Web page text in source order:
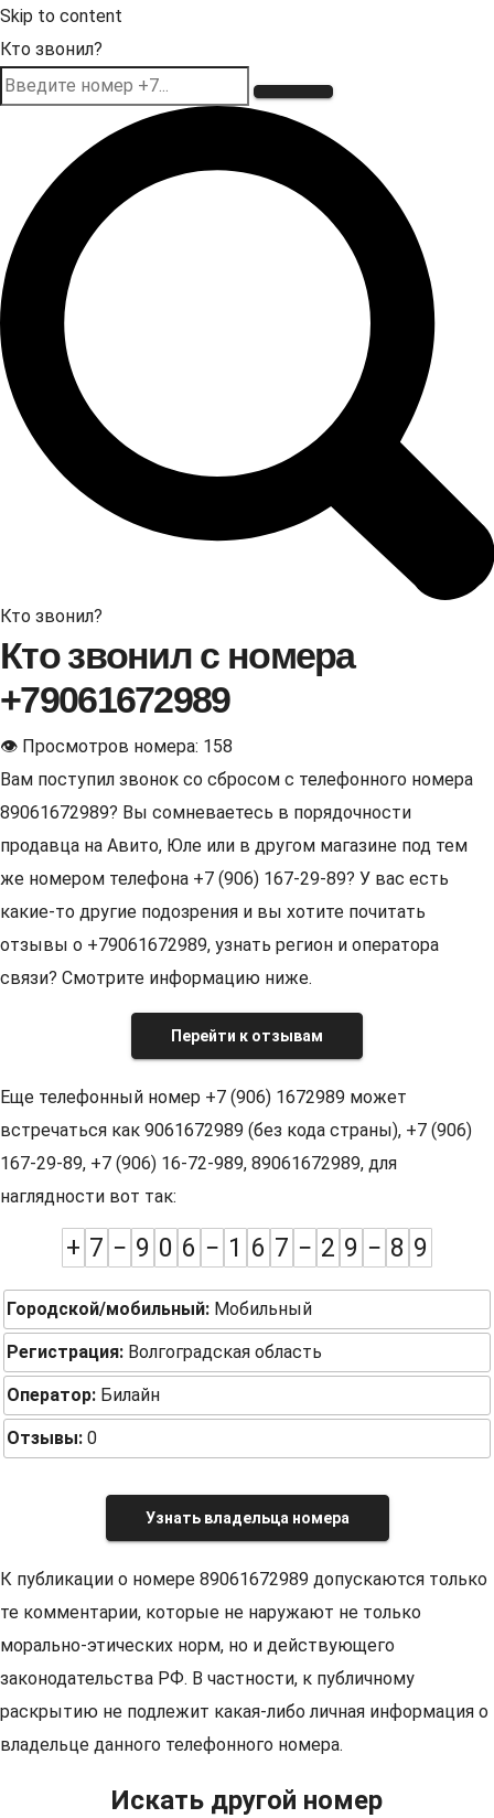
Skip to content
Кто звонил?
Кто звонил?
Кто звонил с номера
+79061672989
👁 Просмотров номера: 158
Вам поступил звонок со сбросом с телефонного номера
89061672989? Вы сомневаетесь в порядочности
продавца на Авито, Юле или в другом магазине под тем
же номером телефона +7 (906) 167-29-89? У вас есть
какие-то другие подозрения и вы хотите почитать
отзывы о +79061672989, узнать регион и оператора
связи? Смотрите информацию ниже.
Перейти к отзывам
Еще телефонный номер +7 (906) 1672989 может
встречаться как 9061672989 (без кода страны), +7 (906)
167-29-89, +7 (906) 16-72-989, 89061672989, для
наглядности вот так:
+ 7 − 9 0 6 − 1 6 7 − 2 9 − 8 9
Городской/мобильный: Мобильный
Регистрация: Волгоградская область
Оператор: Билайн
Отзывы: 0
Узнать владельца номера
К публикации о номере 89061672989 допускаются только
те комментарии, которые не наружают не только
морально-этических норм, но и действующего
законодательства РФ. В частности, к публичному
раскрытию не подлежит какая-либо личная информация о
владельце данного телефонного номера.
Искать другой номер